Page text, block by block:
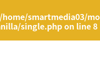
/home/smartmedia03/
single.phpon line8